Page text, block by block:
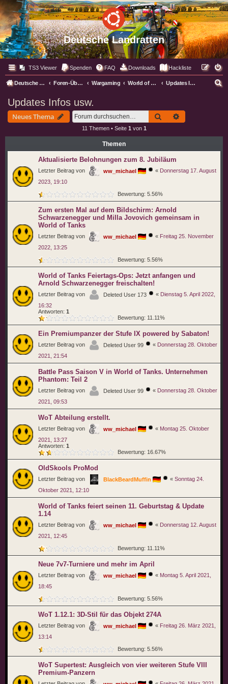
Deutsche Landratten
TS3 Viewer Spenden FAQ Downloads Hackliste
Deutsche Landratten Foren-Übersicht Wargaming World of Tanks WoT Updates Infos usw.
Updates Infos usw.
Neues Thema Suche
11 Themen • Seite 1 von 1
Themen
Aktualisierte Belohnungen zum 8. Jubiläum
Letzter Beitrag von ww_michael « Donnerstag 17. August
2023, 19:10
Bewertung: 5.56%
Zum ersten Mal auf dem Bildschirm: Arnold
Schwarzenegger und Milla Jovovich gemeinsam in
World of Tanks
Letzter Beitrag von ww_michael « Freitag 25. November
2022, 13:25
Bewertung: 5.56%
World of Tanks Feiertags-Ops: Jetzt anfangen und
Arnold Schwarzenegger freischalten!
Letzter Beitrag von Deleted User 173 « Dienstag 5. April 2022,
16:32
Antworten: 1
Bewertung: 11.11%
Ein Premiumpanzer der Stufe IX powered by Sabaton!
Letzter Beitrag von Deleted User 99 « Donnerstag 28. Oktober
2021, 21:54
Battle Pass Saison V in World of Tanks. Unternehmen
Phantom: Teil 2
Letzter Beitrag von Deleted User 99 « Donnerstag 28. Oktober
2021, 09:53
WoT Abteilung erstellt.
Letzter Beitrag von ww_michael « Montag 25. Oktober
2021, 13:27
Antworten: 1
Bewertung: 16.67%
OldSkools ProMod
Letzter Beitrag von BlackBeardMuffin « Sonntag 24.
Oktober 2021, 12:10
World of Tanks feiert seinen 11. Geburtstag & Update
1.14
Letzter Beitrag von ww_michael « Donnerstag 12. August
2021, 12:45
Bewertung: 11.11%
Neue 7v7-Turniere und mehr im April
Letzter Beitrag von ww_michael « Montag 5. April 2021,
18:45
Bewertung: 5.56%
WoT 1.12.1: 3D-Stil für das Objekt 274A
Letzter Beitrag von ww_michael « Freitag 26. März 2021,
13:14
Bewertung: 5.56%
WoT Supertest: Ausgleich von vier weiteren Stufe VIII
Premium-Panzern